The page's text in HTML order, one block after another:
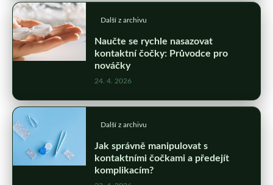
Další z archivu
Naučte se rychle nasazovat
kontaktní čočky: Průvodce pro
nováčky
24. 4. 2026
Další z archivu
Jak správně manipulovat s
kontaktními čočkami a předejít
komplikacím?